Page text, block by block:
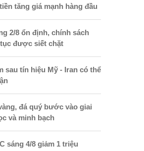
tăng giá mạnh hàng đầu
2/8 ổn định, chính sách
được siết chặt
sau tín hiệu Mỹ - Iran có thể
đá quý bước vào giai
và minh bạch
sáng 4/8 giảm 1 triệu